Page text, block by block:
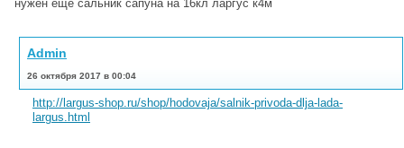
нужен еще сальник сапуна на 16кл ларгус к4м
Admin
26 октября 2017 в 00:04
http://largus-shop.ru/shop/hodovaja/salnik-privoda-dlja-lada-
largus.html